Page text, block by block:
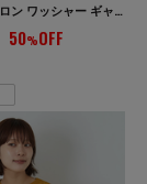
レーヨン × ナイロン ワッシャー ギャザー プルオーバー ブラウス
50%OFF